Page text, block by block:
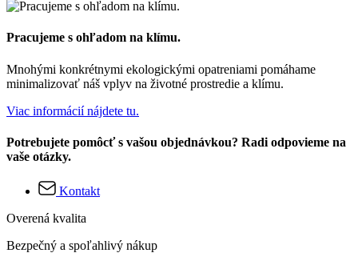
Pracujeme s ohľadom na klímu.
Mnohými konkrétnymi ekologickými opatreniami pomáhame
minimalizovať náš vplyv na životné prostredie a klímu.
Viac informácií nájdete tu.
Potrebujete pomôcť s vašou objednávkou? Radi odpovieme na
vaše otázky.
Kontakt
Overená kvalita
Bezpečný a spoľahlivý nákup